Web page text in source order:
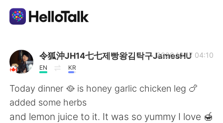
แอปแลกเปลี่ยนทางภาษา
AI Grammar Checker
ไทย
令狐沖JH14七七제빵왕김탁구JamesHU
EN KR
2020.10.17 04:10
Today dinner 🥘 is honey garlic chicken leg 🍗
added some herbs
and lemon juice to it. It was so yummy I love 🍯